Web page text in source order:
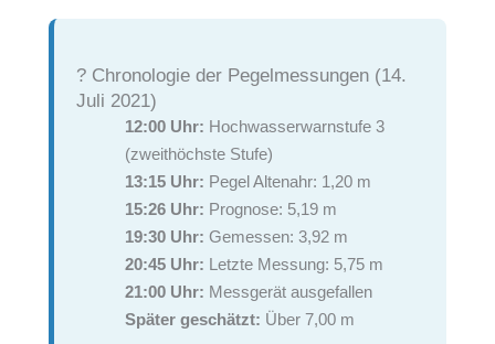
? Chronologie der Pegelmessungen (14.
Juli 2021)
12:00 Uhr: Hochwasserwarnstufe 3
(zweithöchste Stufe)
13:15 Uhr: Pegel Altenahr: 1,20 m
15:26 Uhr: Prognose: 5,19 m
19:30 Uhr: Gemessen: 3,92 m
20:45 Uhr: Letzte Messung: 5,75 m
21:00 Uhr: Messgerät ausgefallen
Später geschätzt: Über 7,00 m